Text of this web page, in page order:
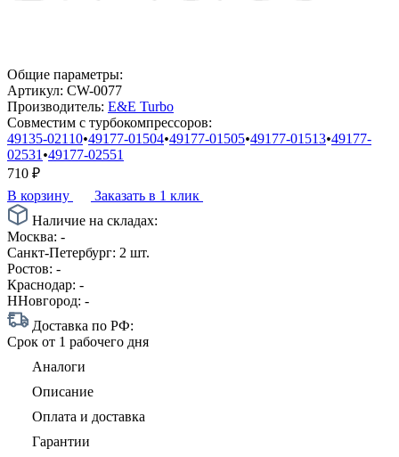
Общие параметры:
Артикул: CW-0077
Производитель: E&E Turbo
Совместим с турбокомпрессоров:
49135-02110•49177-01504•49177-01505•49177-01513•49177-
02531 •49177-02551
710 ₽
В корзину
Заказать в 1 клик
Наличие на складах:
Москва: -
Санкт-Петербург: 2 шт.
Ростов: -
Краснодар: -
ННовгород: -
Доставка по РФ:
Срок от 1 рабочего дня
Аналоги
Описание
Оплата и доставка
Гарантии